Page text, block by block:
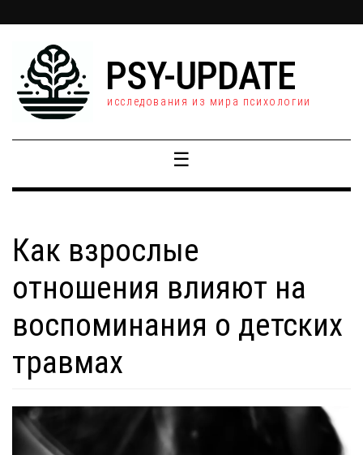
PSY-UPDATE
исследования из мира психологии
☰
Как взрослые
отношения влияют на
воспоминания о детских
травмах